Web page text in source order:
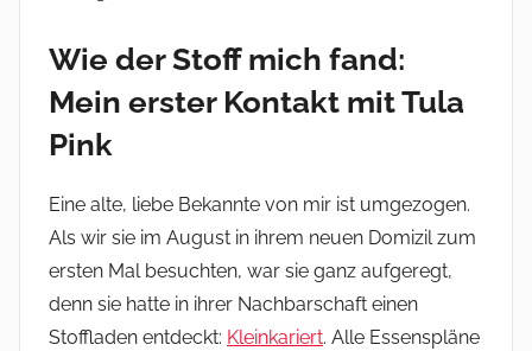
Wie der Stoff mich fand:
Mein erster Kontakt mit Tula
Pink
Eine alte, liebe Bekannte von mir ist umgezogen.
Als wir sie im August in ihrem neuen Domizil zum
ersten Mal besuchten, war sie ganz aufgeregt,
denn sie hatte in ihrer Nachbarschaft einen
Stoffladen entdeckt: Kleinkariert. Alle Essenspläne